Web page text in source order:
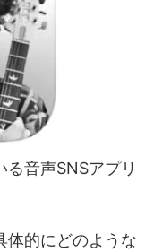
音声SNSアプリ
体的にどのような